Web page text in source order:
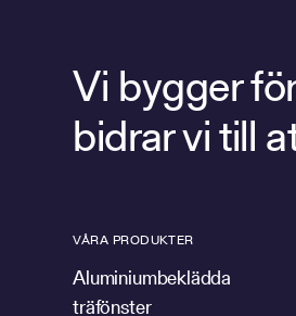
Vi bygger
bidrar vi till
VÅRA PRODUKTER
Aluminiumbeklädda
träfönster